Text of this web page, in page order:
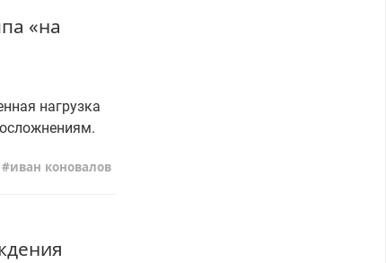
«на
нагрузка
иван коновалов